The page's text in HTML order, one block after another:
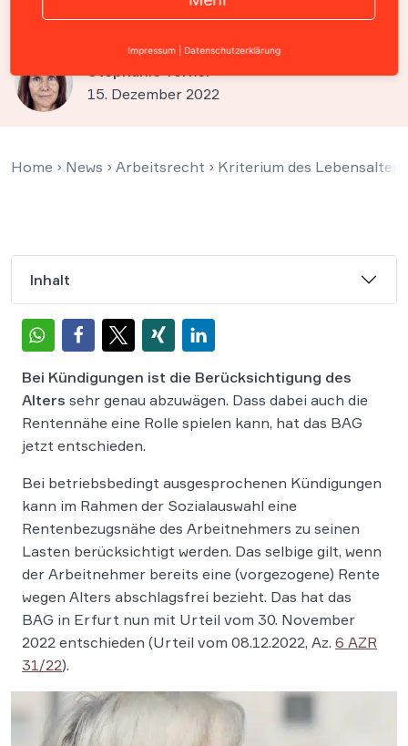
rechtfertigen
Stephanie Törkel
15. Dezember 2022
Home › News › Arbeitsrecht › Kriterium des
Inhalt
Bei Kündigungen ist die Berücksichtigung des
Alters sehr genau abzuwägen. Dass dabei auch die
Rentennähe eine Rolle spielen kann, hat das BAG
jetzt entschieden.
Bei betriebsbedingt ausgesprochenen Kündigungen
kann im Rahmen der Sozialauswahl eine
Rentenbezugsnähe des Arbeitnehmers zu seinen
Lasten berücksichtigt werden. Das selbige gilt, wenn
der Arbeitnehmer bereits eine (vorgezogene) Rente
wegen Alters abschlagsfrei bezieht. Das hat das
BAG in Erfurt nun mit Urteil vom 30. November
2022 entschieden (Urteil vom 08.12.2022, Az. 6 AZR
31/22).
Impressum Datenschutzerklärung